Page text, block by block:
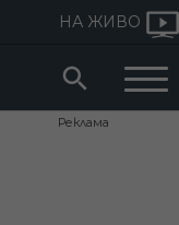
НА ЖИВО
Реклама